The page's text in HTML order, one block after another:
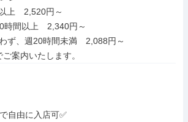
上　2,520円～
間以上　2,340円～
ず、週20時間未満　2,088円～
案内いたします。
自由に入店可✅